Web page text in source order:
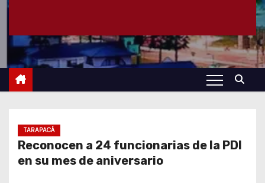
TARAPACÁ
Reconocen a 24 funcionarias de la PDI
en su mes de aniversario